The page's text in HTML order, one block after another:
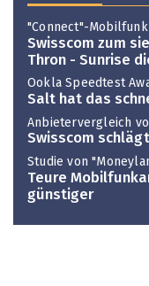
"Connect"-
Swisscom zum
Thron - Sunrise
Ookla Speedtest
Salt hat das
Anbietervergleich
Swisscom
Studie von
Teure
günstiger